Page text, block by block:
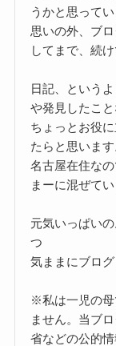
うかと思って
思いの外、ブ
してまで、続
日記、という
や発見したこ
ちょっとお役
たらと思います
名古屋在住な
まーに混ぜてい
元気いっぱい
つ
気ままにブロ
※私は一児の母
ません。当ブ
省などの公的